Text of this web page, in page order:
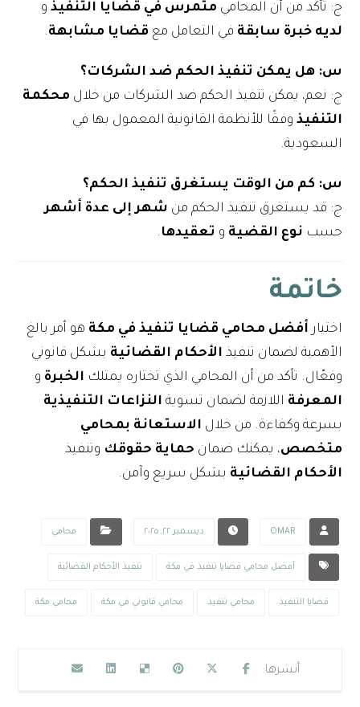
ج: تأكد من أن المحامي متمرس في قضايا التنفيذ و
لديه خبرة سابقة في التعامل مع قضايا مشابهة.
س: هل يمكن تنفيذ الحكم ضد الشركات؟
ج: نعم، يمكن تنفيذ الحكم ضد الشركات من خلال محكمة
التنفيذ وفقًا للأنظمة القانونية المعمول بها في
السعودية.
س: كم من الوقت يستغرق تنفيذ الحكم؟
ج: قد يستغرق تنفيذ الحكم من شهر إلى عدة أشهر
حسب نوع القضية و تعقيدها .
خاتمة
اختيار أفضل محامي قضايا تنفيذ في مكة هو أمر بالغ
الأهمية لضمان تنفيذ الأحكام القضائية بشكل قانوني
وفعّال. تأكد من أن المحامي الذي تختاره يمتلك الخبرة و
المعرفة اللازمة لضمان تسوية النزاعات التنفيذية
بسرعة وكفاءة. من خلال الاستعانة بمحامي
متخصص، يمكنك ضمان حماية حقوقك وتنفيذ
الأحكام القضائية بشكل سريع وآمن.
OMAR ديسمبر ٢٢, ٢٠٢٥ محامي
أفضل محامي قضايا تنفيذ في مكة تنفيذ الأحكام القضائية
قضايا التنفيذ محامي تنفيذ محامي قانوني في مكة محامي مكة